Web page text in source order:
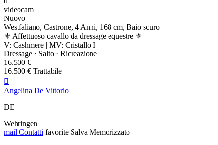
videocam
Nuovo
Westfaliano, Castrone, 4 Anni, 168 cm, Baio scuro
⚜️ Affettuoso cavallo da dressage equestre ⚜️
V: Cashmere | MV: Cristallo I
Dressage · Salto · Ricreazione
16.500 €
16.500 € Trattabile

Angelina De Vittorio
DE
Wehringen
mail Contatti favorite Salva Memorizzato